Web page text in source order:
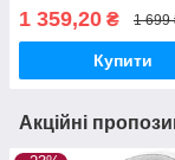
1 359,20 ₴ 1 699
Купити
Акційні